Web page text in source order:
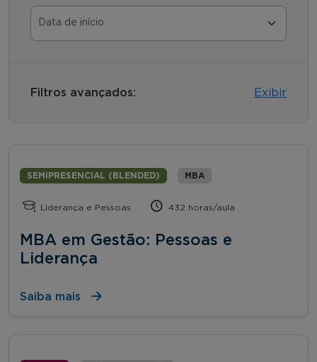
Filtros avançados: Exibir
SEMIPRESENCIAL (BLENDED) MBA
Liderança e Pessoas 432 horas/aula
MBA em Gestão: Pessoas e
Liderança
Saiba mais